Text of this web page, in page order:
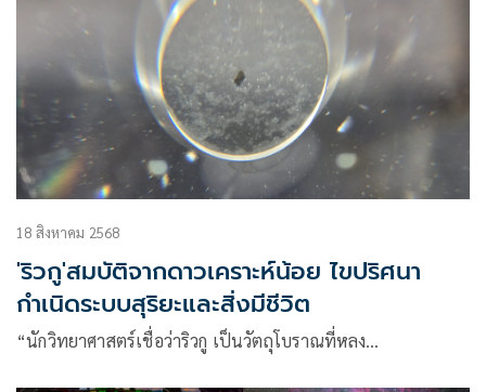
18 สิงหาคม 2568
'ริวกู'สมบัติจากดาวเคราะห์น้อย ไขปริศนา
กำเนิดระบบสุริยะและสิ่งมีชีวิต
“นักวิทยาศาสตร์เชื่อว่าริวกู เป็นวัตถุโบราณที่หลง…